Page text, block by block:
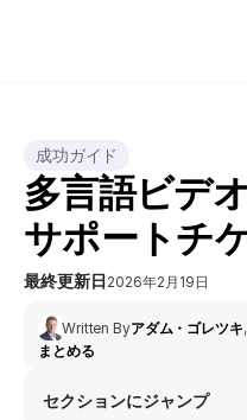
成功ガイド
多言語ビデ
サポートチ
最終更新日 2026年2月19日
Written Byアダム・ゴレツキ,
まとめる
セクションにジャンプ